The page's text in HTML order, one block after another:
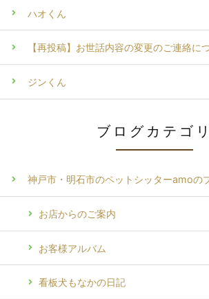
ハオくん
【再投稿】お世話内容の変更のご連絡に
ジンくん
ブログカテゴリ
神戸市・明石市のペットシッターamoの
お店からのご案内
お客様アルバム
看板犬もなかの日記